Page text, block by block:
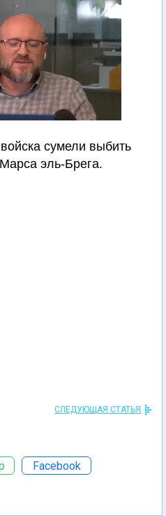
сумели выбить
эль-Брега.
СЛЕДУЮЩАЯ СТАТЬЯ
Facebook